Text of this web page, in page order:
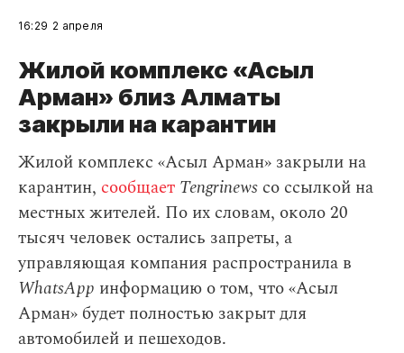
16:29 2 апреля
Жилой комплекс «Асыл
Арман» близ Алматы
закрыли на карантин
Жилой комплекс «Асыл Арман» закрыли на
карантин, сообщает Tengrinews со ссылкой на
местных жителей. По их словам, около 20
тысяч человек остались запреты, а
управляющая компания распространила в
WhatsApp информацию о том, что «Асыл
Арман» будет полностью закрыт для
автомобилей и пешеходов.